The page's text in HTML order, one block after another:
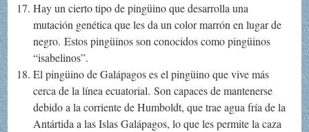
Hay un cierto tipo de pingüino que desarrolla una
mutación genética que les da un color marrón en lugar de
negro. Estos pingüinos son conocidos como pingüinos
“isabelinos”.
El pingüino de Galápagos es el pingüino que vive más
cerca de la línea ecuatorial. Son capaces de mantenerse
debido a la corriente de Humboldt, que trae agua fría de la
Antártida a las Islas Galápagos, lo que les permite la caza